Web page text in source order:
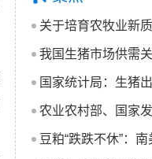
关于培育农牧业新
我国生猪市场供需
国家统计局：生猪
农业农村部、国家
豆粕“跌跌不休”：